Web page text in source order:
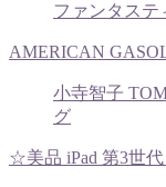
ファンタス
AMERICAN
小寺智子
グ
☆美品 iPad 第3世